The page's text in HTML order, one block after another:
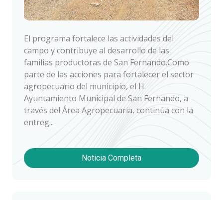
El programa fortalece las actividades del
campo y contribuye al desarrollo de las
familias productoras de San Fernando.Como
parte de las acciones para fortalecer el sector
agropecuario del municipio, el H.
Ayuntamiento Municipal de San Fernando, a
través del Área Agropecuaria, continúa con la
entreg...
Noticia Completa